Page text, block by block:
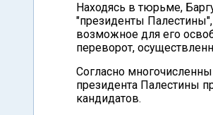
Находясь в тюрьме,
"президенты
возможное для его
переворот,
Согласно
президента Палестины
кандидатов.